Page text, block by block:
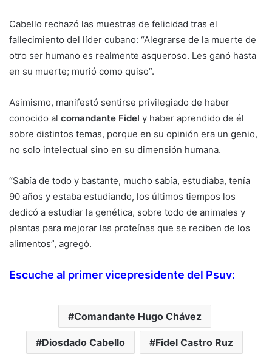
Cabello rechazó las muestras de felicidad tras el
fallecimiento del líder cubano: “Alegrarse de la muerte de
otro ser humano es realmente asqueroso. Les ganó hasta
en su muerte; murió como quiso”.
Asimismo, manifestó sentirse privilegiado de haber
conocido al comandante Fidel y haber aprendido de él
sobre distintos temas, porque en su opinión era un genio,
no solo intelectual sino en su dimensión humana.
“Sabía de todo y bastante, mucho sabía, estudiaba, tenía
90 años y estaba estudiando, los últimos tiempos los
dedicó a estudiar la genética, sobre todo de animales y
plantas para mejorar las proteínas que se reciben de los
alimentos”, agregó.
Escuche al primer vicepresidente del Psuv:
Comandante Hugo Chávez
Diosdado Cabello Fidel Castro Ruz